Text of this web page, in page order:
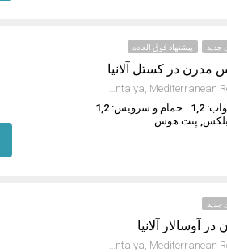
جدید پیشنهاد فوق العاده
مدرن در کستل آلانیا
Kestel, Alanya, Antalya, Mediterranean Region, 07425, Turkey
1,2
حمام و سرویس: 1,2
پنت هوس
جدید
آوسالار آلانیا
Avsallar, Alanya, Antalya, Mediterranean Region, 07407, Turkey